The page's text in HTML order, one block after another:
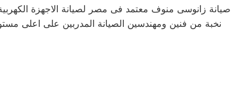
صيانة زانوسى منوف معتمد فى مصر لصيانة الاجهزة
نخبة من فنين ومهندسين الصيانة المدربين على اعلى